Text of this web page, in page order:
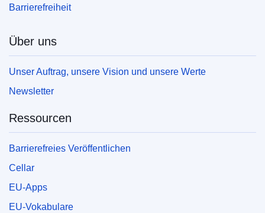
Barrierefreiheit
Über uns
Unser Auftrag, unsere Vision und unsere Werte
Newsletter
Ressourcen
Barrierefreies Veröffentlichen
Cellar
EU-Apps
EU-Vokabulare